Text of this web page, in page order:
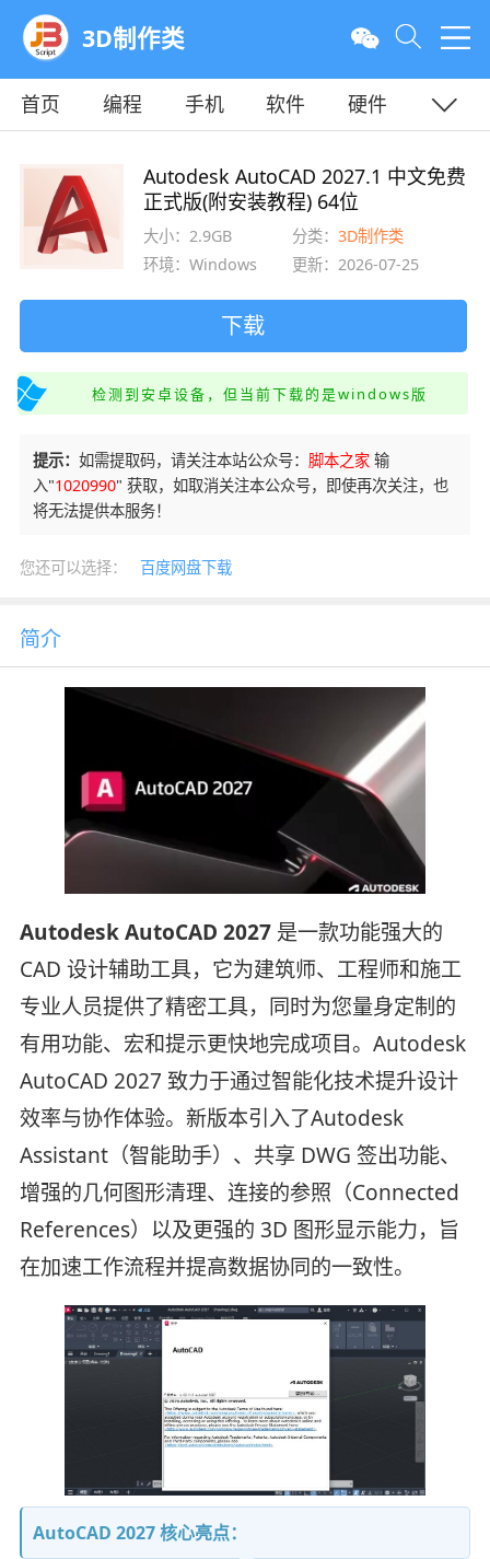
3D制作类
首页 编程 手机 软件
硬件
Autodesk AutoCAD 2027.1 中文免费
正式版(附安装教程) 64位
大小：2.9GB 分类：3D制作类
环境：Windows
更新：2026-07-25
下载
检测到安卓设备，但当前下载的是windows版
提示： 如需提取码，请关注本站公众号： 脚本之家输
入"1020990" 获取，如取消关注本公众号，即使再次关注，也
将无法提供本服务！
您还可以选择： 百度网盘下载
简介
Autodesk AutoCAD 2027 是一款功能强大的
CAD 设计辅助工具，它为建筑师、工程师和施工
专业人员提供了精密工具，同时为您量身定制的
有用功能、宏和提示更快地完成项目。Autodesk
AutoCAD 2027 致力于通过智能化技术提升设计
效率与协作体验。新版本引入了Autodesk
Assistant（智能助手）、共享 DWG 签出功能、
增强的几何图形清理、连接的参照（Connected
References）以及更强的 3D 图形显示能力，旨
在加速工作流程并提高数据协同的一致性。
AutoCAD 2027 核心亮点：